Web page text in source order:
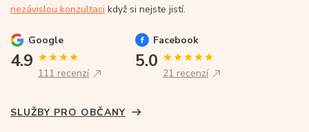
nezávislou konzultaci když si nejste jistí.
Google
4.9
111 recenzí
Facebook
5.0
21 recenzí
SLUŽBY PRO OBČANY